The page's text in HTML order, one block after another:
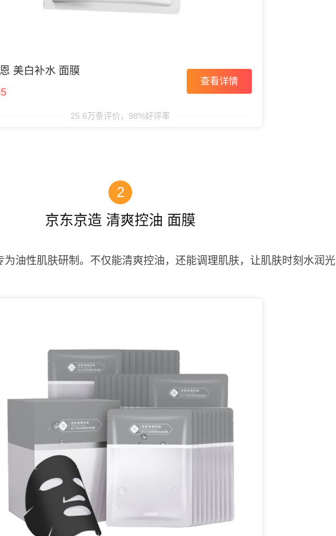
美白补水 面膜
查看详情
25.6万条评价，98%好评率
2
京东京造 清爽控油 面膜
为油性肌肤研制。不仅能清爽控油，还能调理肌肤，让肌肤时刻水润光